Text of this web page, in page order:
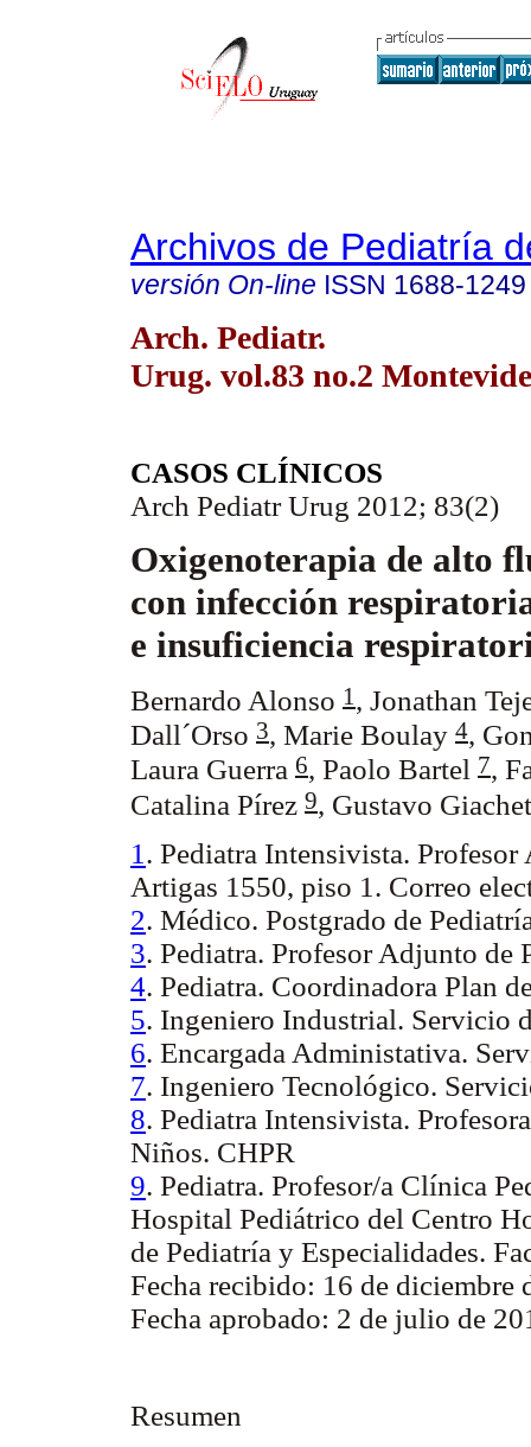
Archivos de Pediatría
versión On-line ISSN 1688-1249
Arch. Pediatr.
Urug. vol.83 no.2
CASOS CLÍNICOS
Arch Pediatr Urug 2012; 83(2)
Oxigenoterapia de alto
con infección
e insuficiencia
Bernardo Alonso 1 , Jonathan
Dall´Orso 3, Marie Boulay 4,
Laura Guerra 6, Paolo Bartel 7,
Catalina Pírez 9, Gustavo
1 . Pediatra Intensivista.
Artigas 1550, piso 1. Correo
2. Médico. Postgrado de
3. Pediatra. Profesor Adjunto de
4. Pediatra. Coordinadora Plan
5. Ingeniero Industrial. Servicio
6. Encargada Administativa.
7. Ingeniero Tecnológico.
8. Pediatra Intensivista.
Niños. CHPR
9. Pediatra. Profesor/a Clínica
Hospital Pediátrico del Centro
de Pediatría y Especialidades.
Fecha recibido: 16 de diciembre
Fecha aprobado: 2 de julio de
Resumen